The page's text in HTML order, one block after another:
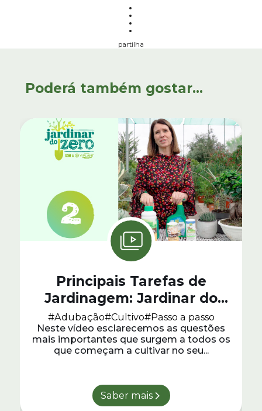
partilha
Poderá também gostar...
Principais Tarefas de
Jardinagem: Jardinar do
Zero #2
#Adubação#Cultivo#Passo a passo
Neste vídeo esclarecemos as questões
mais importantes que surgem a todos os
que começam a cultivar no seu...
Saber mais